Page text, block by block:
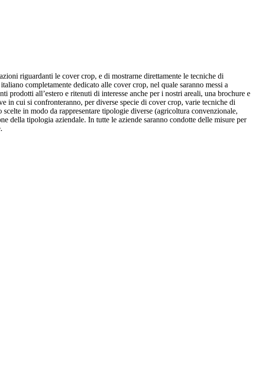
riguardanti le cover crop, e di mostrarne direttamente le tecniche di
completamente dedicato alle cover crop, nel quale saranno messi a
prodotti all’estero e ritenuti di interesse anche per i nostri areali, una brochure e
in cui si confronteranno, per diverse specie di cover crop, varie tecniche di
in modo da rappresentare tipologie diverse (agricoltura convenzionale,
della tipologia aziendale. In tutte le aziende saranno condotte delle misure per